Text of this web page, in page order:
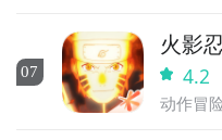
07
火影
4.2
动作冒